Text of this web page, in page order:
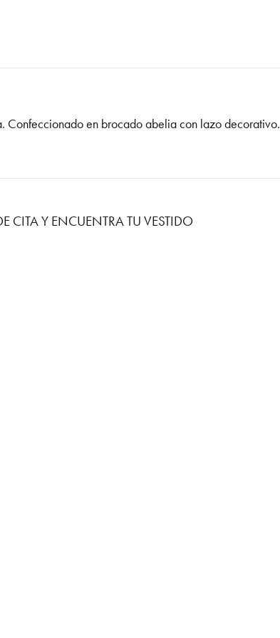
Confeccionado en brocado abelia con lazo decorativo.
CITA Y ENCUENTRA TU VESTIDO